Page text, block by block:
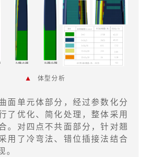
▲ 体型分析
面单元体部分，经过参数化分
了优化、简化处理，整体采用
。对四点不共面部分，针对翘
用了冷弯法、错位插接法结合